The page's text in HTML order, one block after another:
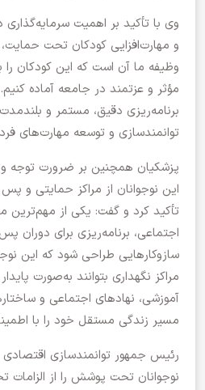
وی با تأکید بر اهمیت
و مهارت‌افزایی کودکان تحت
وظیفه ما آن است که این کودکان
مؤثر و عزتمند در جامعه آماده
برنامه‌ریزی دقیق، مستمر و
توانمندسازی و توسعه مهارت‌های
پزشکیان همچنین بر ضرورت توجه
این نوجوانان از مراکز حمایتی و
تأکید کرد و گفت: یکی از
سازوکارهایی طراحی شود که این
مراکز نگهداری بتوانند به‌صورت پایدار
آموزشی، نهادهای اجتماعی و
مسیر زندگی مستقل خود را با
رئیس جمهور توانمندسازی
نوجوانان تحت پوشش را از الزامات